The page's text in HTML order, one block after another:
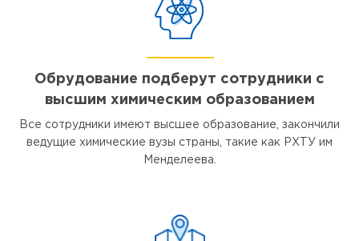
Обрудование подберут сотрудники с
высшим химическим образованием
Все сотрудники имеют высшее образование, закончили
ведущие химические вузы страны, такие как РХТУ им
Менделеева.